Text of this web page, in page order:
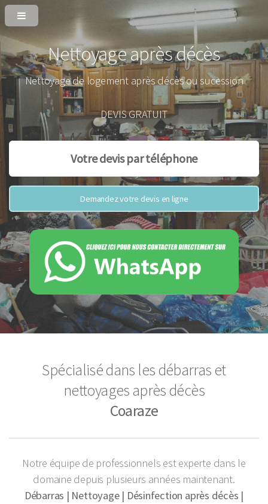
Nettoyage après décès
Nettoyage de logement après décès ou sucession
DEVIS GRATUIT
Votre devis par téléphone
Demandez votre devis en ligne
Spécialisé dans les débarras et
nettoyages après décès
Coaraze
Notre équipe de professionnels est experte dans le
domaine depuis plusieurs années maintenant.
Débarras | Nettoyage | Désinfection après décès |